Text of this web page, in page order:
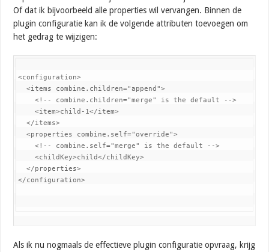
Of dat ik bijvoorbeeld alle properties wil vervangen. Binnen de
plugin configuratie kan ik de volgende attributen toevoegen om
het gedrag te wijzigen:
<configuration>
  <items combine.children="append">
    <!-- combine.children="merge" is the default -->
    <item>child-1</item>
  </items>
  <properties combine.self="override">
    <!-- combine.self="merge" is the default -->
    <childKey>child</childKey>
  </properties>
</configuration>
Als ik nu nogmaals de effectieve plugin configuratie opvraag, krijg